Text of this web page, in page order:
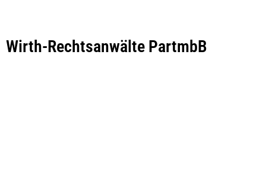
Wirth-Rechtsanwälte PartmbB